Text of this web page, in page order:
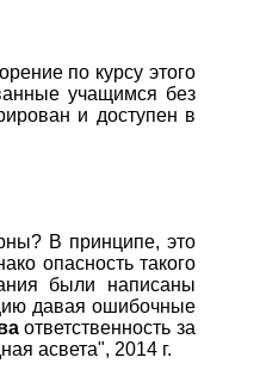
по курсу этого
учащимся без
и доступен в
В принципе, это
опасность такого
были написаны
давая ошибочные
ответственность за
асвета", 2014 г.